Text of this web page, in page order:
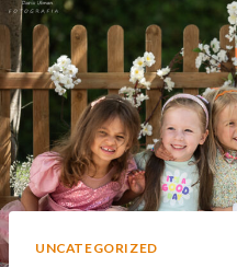
UNCATEGORIZED